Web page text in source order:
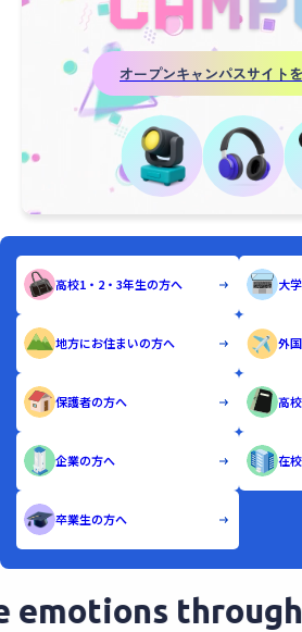
オープンキャンパスサイト
高校1・2・3年生の方へ 大
地方にお住まいの方へ 外
保護者の方へ 高
企業の方へ 在
卒業生の方へ
through